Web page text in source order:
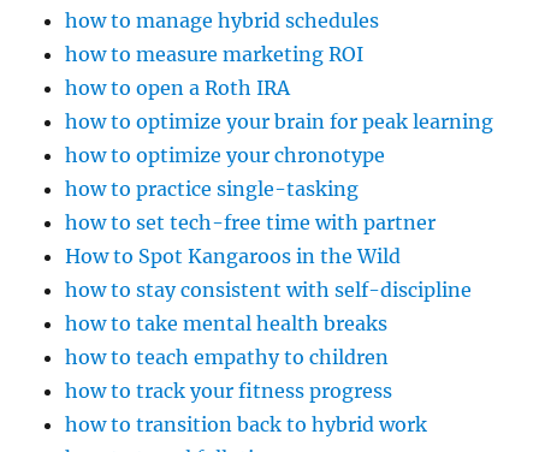
how to manage hybrid schedules
how to measure marketing ROI
how to open a Roth IRA
how to optimize your brain for peak learning
how to optimize your chronotype
how to practice single-tasking
how to set tech-free time with partner
How to Spot Kangaroos in the Wild
how to stay consistent with self-discipline
how to take mental health breaks
how to teach empathy to children
how to track your fitness progress
how to transition back to hybrid work